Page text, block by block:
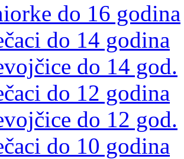
do 16 godina
do 14 godina
do 14 god.
do 12 godina
do 12 god.
do 10 godina